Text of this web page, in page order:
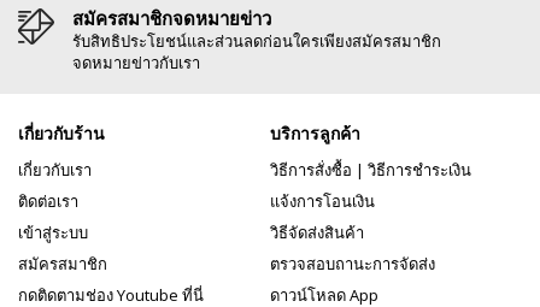
สมัครสมาชิกจดหมายข่าว
รับสิทธิประโยชน์และส่วนลดก่อนใครเพียงสมัครสมาชิก
จดหมายข่าวกับเรา
เกี่ยวกับร้าน
เกี่ยวกับเรา
ติดต่อเรา
เข้าสู่ระบบ
สมัครสมาชิก
กดติดตามช่อง Youtube ที่นี่
บริการลูกค้า
วิธีการสั่งซื้อ | วิธีการชำระเงิน
แจ้งการโอนเงิน
วิธีจัดส่งสินค้า
ตรวจสอบถานะการจัดส่ง
ดาวน์โหลด App